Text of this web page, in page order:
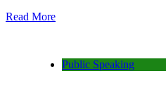
Read More
Public Speaking